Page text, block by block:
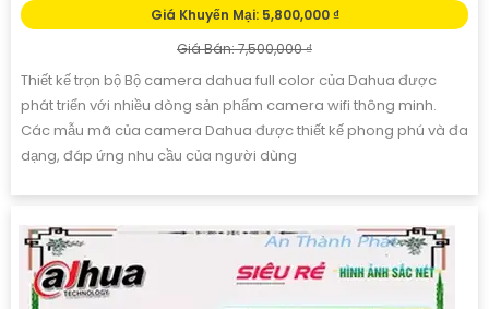
Giá Khuyến Mại: 5,800,000 ₫
Giá Bán: 7,500,000 ₫
Thiết kế trọn bộ Bộ camera dahua full color của Dahua được
phát triển với nhiều dòng sản phẩm camera wifi thông minh.
Các mẫu mã của camera Dahua được thiết kế phong phú và đa
dạng, đáp ứng nhu cầu của người dùng